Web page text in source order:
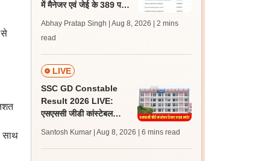
से
साथ
में मैनेजर एवं जेई के 389 पदों
Abhay Pratap Singh | Aug 8, 2026
| 2 mins
read
LIVE
SSC GD Constable
Result 2026 LIVE:
एसएससी जीडी कांस्टेबल
लेटेस्ट अपडेट, स्कोरकार्ड लिंक
Santosh Kumar | Aug 8, 2026 | 6 mins read